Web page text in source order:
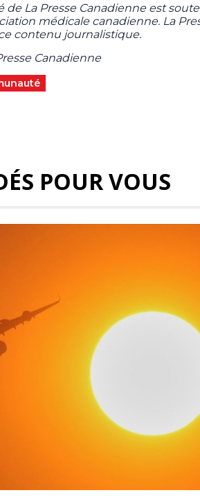
de La Presse Canadienne est
médicale canadienne. La
contenu journalistique.
Canadienne
POUR VOUS